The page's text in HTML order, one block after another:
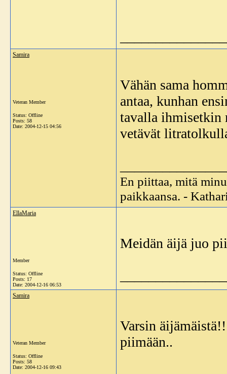
Samira
Veteran Member
Status: Offline
Posts: 58
Date: 2004-12-15 04:56
Vähän sama
antaa, kunhan
tavalla ihmisetkin
vetävät
En piittaa, mitä
paikkaansa. -
EllaMaria
Member
Status: Offline
Posts: 17
Date: 2004-12-16 06:53
Meidän äijä juo
Samira
Veteran Member
Status: Offline
Posts: 58
Date: 2004-12-16 09:43
Varsin
piimään..